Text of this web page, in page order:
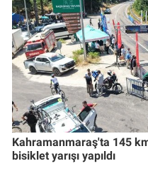
Kahramanmaraş'ta 145
bisiklet yarışı yapıldı